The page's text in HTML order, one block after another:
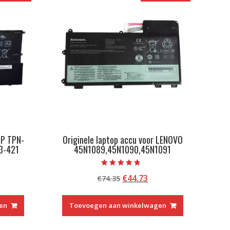
TPN-
421
Originele laptop accu voor LENOVO
45N1089,45N1090,45N1091
met
4.50
€74.35 Oorspronkelijke
was:
€74.35.
€44.73
€44.73.
Toevoegen aan winkelwagen